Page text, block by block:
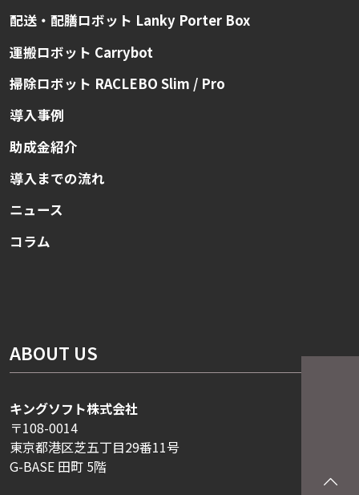
配送・配膳ロボット Lanky Porter Box
運搬ロボット Carrybot
掃除ロボット RACLEBO Slim / Pro
導入事例
助成金紹介
導入までの流れ
ニュース
コラム
ABOUT US
キングソフト株式会社
〒108-0014
東京都港区芝五丁目29番11号
G-BASE 田町 5階